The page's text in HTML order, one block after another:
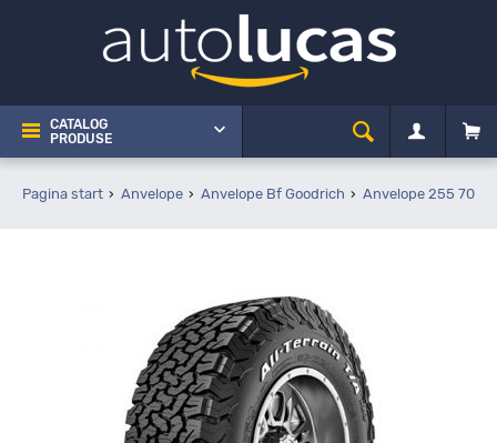
CATALOG
PRODUSE
Pagina start Anvelope Anvelope Bf Goodrich Anvelope 255 70